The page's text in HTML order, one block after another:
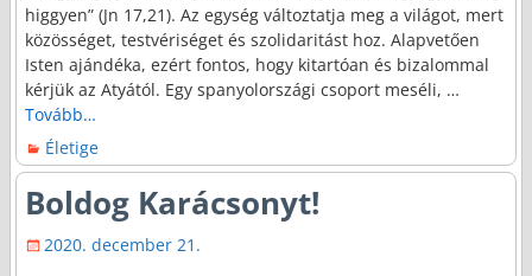
higgyen” (Jn 17,21). Az egység változtatja meg a világot, mert
közösséget, testvériséget és szolidaritást hoz. Alapvetően
Isten ajándéka, ezért fontos, hogy kitartóan és bizalommal
kérjük az Atyától. Egy spanyolországi csoport meséli, …
Tovább…
Életige
Boldog Karácsonyt!
2020. december 21.